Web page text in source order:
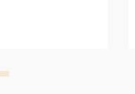
content